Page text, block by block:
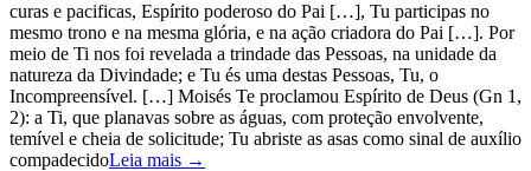
curas e pacificas, Espírito poderoso do Pai […], Tu participas no
mesmo trono e na mesma glória, e na ação criadora do Pai […]. Por
meio de Ti nos foi revelada a trindade das Pessoas, na unidade da
natureza da Divindade; e Tu és uma destas Pessoas, Tu, o
Incompreensível. […] Moisés Te proclamou Espírito de Deus (Gn 1,
2): a Ti, que planavas sobre as águas, com proteção envolvente,
temível e cheia de solicitude; Tu abriste as asas como sinal de auxílio
compadecidoLeia mais →